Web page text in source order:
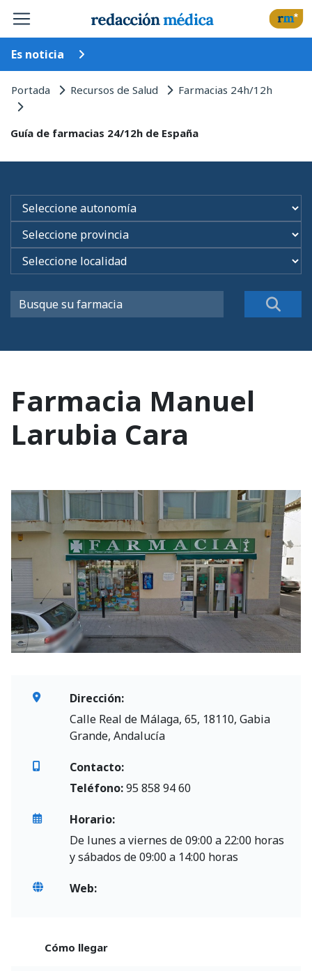
Es noticia
Portada Recursos de Salud Farmacias 24h/12h
Guía de farmacias 24/12h de España
Farmacia Manuel
Larubia Cara
Dirección:
Calle Real de Málaga, 65, 18110, Gabia
Grande, Andalucía
Contacto:
Teléfono:95 858 94 60
Horario:
De lunes a viernes de 09:00 a 22:00 horas
y sábados de 09:00 a 14:00 horas
Web:
Cómo llegar